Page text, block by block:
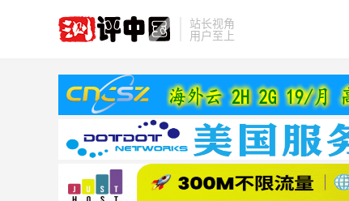
站长视角
用户至上